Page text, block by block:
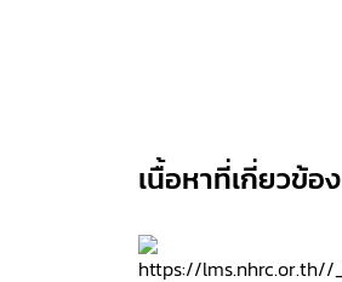
เนื้อหาที่เกี่ยวข้อง